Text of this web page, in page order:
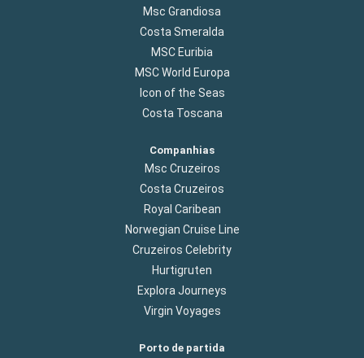
Msc Grandiosa
Costa Smeralda
MSC Euribia
MSC World Europa
Icon of the Seas
Costa Toscana
Companhias
Msc Cruzeiros
Costa Cruzeiros
Royal Caribean
Norwegian Cruise Line
Cruzeiros Celebrity
Hurtigruten
Explora Journeys
Virgin Voyages
Porto de partida